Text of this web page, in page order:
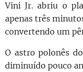
Vini Jr. abriu o
apenas três
convertendo um
O astro polonês
diminuído pouco